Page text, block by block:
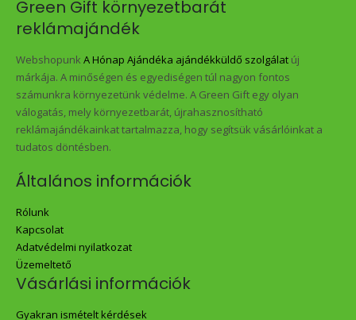
Green Gift környezetbarát
reklámajándék
Webshopunk A Hónap Ajándéka ajándékküldő szolgálat új
márkája. A minőségen és egyediségen túl nagyon fontos
számunkra környezetünk védelme. A Green Gift egy olyan
válogatás, mely környezetbarát, újrahasznosítható
reklámajándékainkat tartalmazza, hogy segítsük vásárlóinkat a
tudatos döntésben.
Általános információk
Rólunk
Kapcsolat
Adatvédelmi nyilatkozat
Üzemeltető
Vásárlási információk
Gyakran ismételt kérdések